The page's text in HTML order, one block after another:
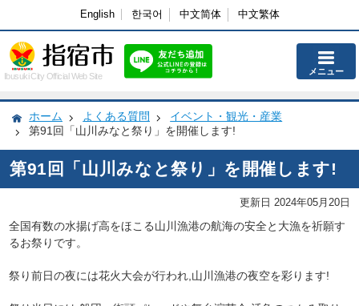
English 한국어 中文简体 中文繁体
Ibusuki City Official Web Site メニュー
ホーム よくある質問
イベント・観光・産業
第91回「山川みなと祭り」を開催します!
第91回「山川みなと祭り」を開催します!
更新日 2024年05月20日
全国有数の水揚げ高をほこる山川漁港の航海の安全と大漁を祈願す
るお祭りです。
祭り前日の夜には花火大会が行われ,山川漁港の夜空を彩ります!